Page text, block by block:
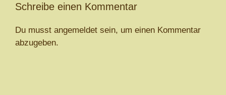
Schreibe einen Kommentar
Du musst angemeldet sein, um einen Kommentar
abzugeben.